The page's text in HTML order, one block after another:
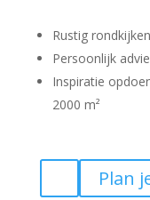
Rustig
Persoonlijk
Inspiratie
2000 m²
Plan